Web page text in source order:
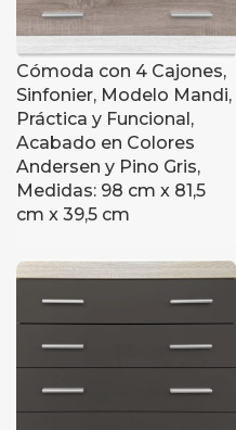
Cómoda con 4 Cajones,
Sinfonier, Modelo Mandi,
Práctica y Funcional,
Acabado en Colores
Andersen y Pino Gris,
Medidas: 98 cm x 81,5
cm x 39,5 cm